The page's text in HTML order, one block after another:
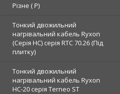
Різне ( Р)
Тонкий двожильний
нагрівальний кабель Ryxon
(Серія НС) серія RTC 70.26 (Під
плитку)
Тонкий двожильний
нагрівальний кабель Ryxon
HC-20 серія Terneo ST